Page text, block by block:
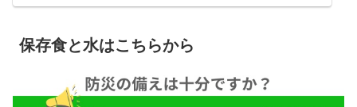
保存食と水はこちらから